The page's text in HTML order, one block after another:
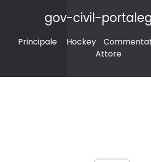
gov-civil-
Principale Hockey
Attore